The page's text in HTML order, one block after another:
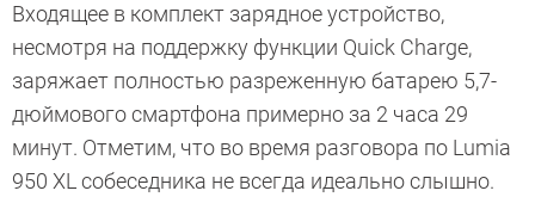
Входящее в комплект зарядное устройство,
несмотря на поддержку функции Quick Charge,
заряжает полностью разреженную батарею 5,7-
дюймового смартфона примерно за 2 часа 29
минут. Отметим, что во время разговора по Lumia
950 XL собеседника не всегда идеально слышно.